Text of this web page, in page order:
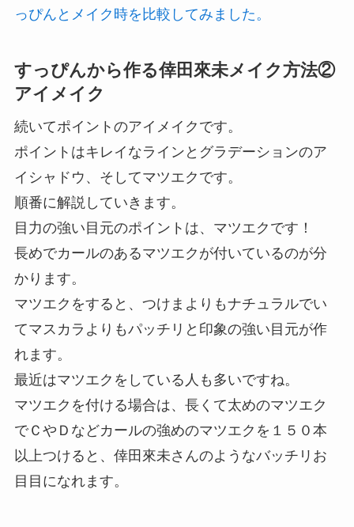
っぴんとメイク時を比較してみました。
すっぴんから作る倖田來未メイク方法②
アイメイク
続いてポイントのアイメイクです。
ポイントはキレイなラインとグラデーションのア
イシャドウ、そしてマツエクです。
順番に解説していきます。
目力の強い目元のポイントは、マツエクです！
長めでカールのあるマツエクが付いているのが分
かります。
マツエクをすると、つけまよりもナチュラルでい
てマスカラよりもパッチリと印象の強い目元が作
れます。
最近はマツエクをしている人も多いですね。
マツエクを付ける場合は、長くて太めのマツエク
でＣやＤなどカールの強めのマツエクを１５０本
以上つけると、倖田來未さんのようなバッチリお
目目になれます。